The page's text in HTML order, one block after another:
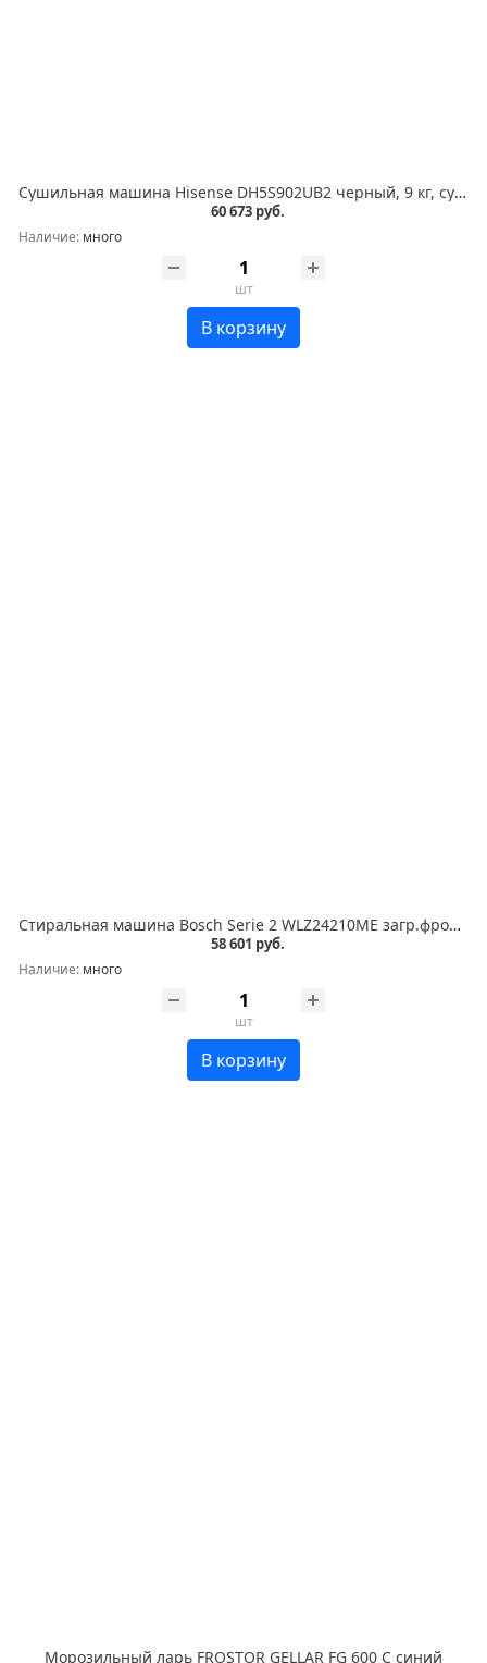
Сушильная машина Hisense DH5S902UB2 черный, 9 кг, сушка - конденсационная, программ - 17, 59.5 x 84.5 x 64 см
60 673 руб.
Наличие: много
шт
В корзину
Стиральная машина Bosch Serie 2 WLZ24210ME загр.фронтальная макс.:8кг (с сушкой)
58 601 руб.
Наличие: много
шт
В корзину
Морозильный ларь FROSTOR GELLAR FG 600 C синий